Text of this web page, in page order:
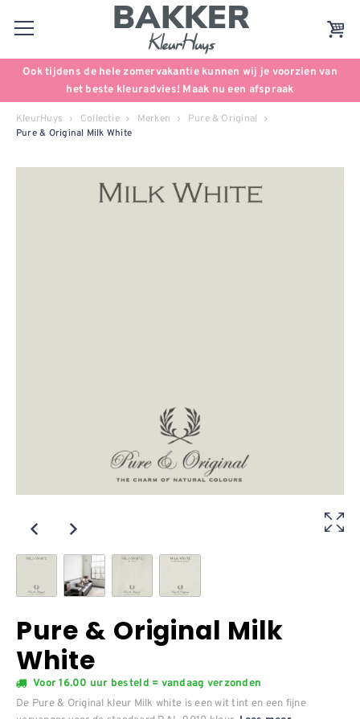
Ook tijdens de hele zomervakantie kunnen wij je voorzien van
het beste kleuradvies! Maak nu een afspraak
KleurHuys Collectie Merken Pure & Original
Pure & Original Milk White
Pure & Original Milk
White
Voor 16.00 uur besteld = vandaag verzonden
De Pure & Original kleur Milk white is een wit tint en een fijne